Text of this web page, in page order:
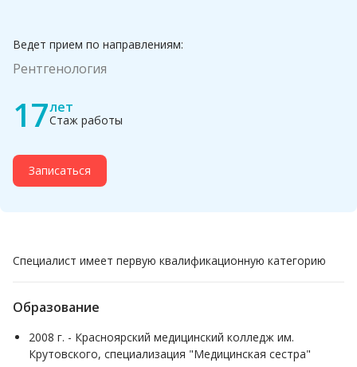
Ведет прием по направлениям:
Рентгенология
17лет
Стаж работы
Записаться
Специалист имеет первую квалификационную категорию
Образование
2008 г. - Красноярский медицинский колледж им.
Крутовского, специализация "Медицинская сестра"